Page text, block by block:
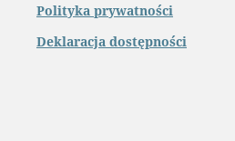
Polityka prywatności
Deklaracja dostępności